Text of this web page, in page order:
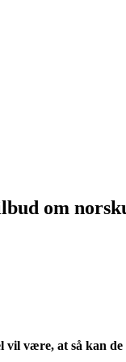
om
vil være, at så kan